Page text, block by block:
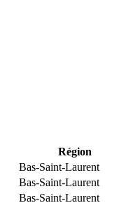
Région
Bas-Saint-Laurent
Bas-Saint-Laurent
Bas-Saint-Laurent